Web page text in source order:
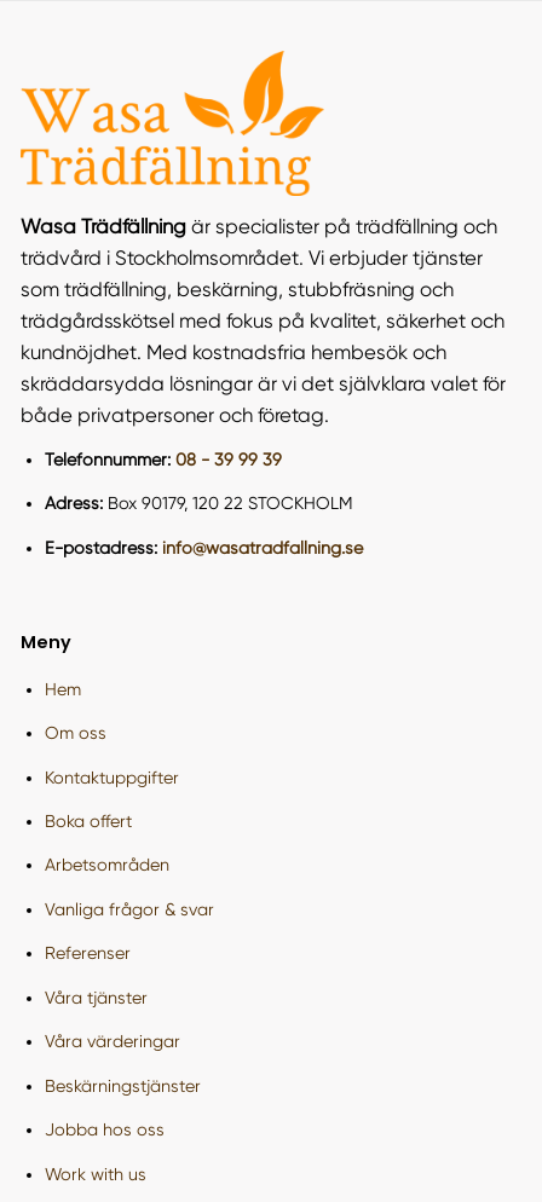
Wasa Trädfällningär specialister på trädfällning och
trädvård i Stockholmsområdet. Vi erbjuder tjänster
som trädfällning, beskärning, stubbfräsning och
trädgårdsskötsel med fokus på kvalitet, säkerhet och
kundnöjdhet. Med kostnadsfria hembesök och
skräddarsydda lösningar är vi det självklara valet för
både privatpersoner och företag​.
Telefonnummer: 08 - 39 99 39
Adress: Box 90179, 120 22 STOCKHOLM
E-postadress: info@wasatradfallning.se
Meny
Hem
Om oss
Kontaktuppgifter
Boka offert
Arbetsområden
Vanliga frågor & svar
Referenser
Våra tjänster
Våra värderingar
Beskärningstjänster
Jobba hos oss
Work with us